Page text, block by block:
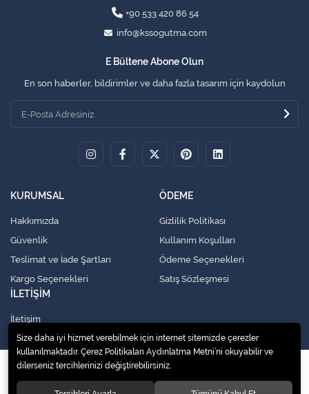
+90 533 420 86 54
info@kssogutma.com
E Bültene Abone Olun
En son haberler, bildirimler ve daha fazla tasarım için kaydolun
KURUMSAL
Hakkımızda
Güvenlik
Teslimat ve İade Şartları
Kargo Seçenekleri
ÖDEME
Gizlilik Politikası
Kullanım Koşulları
Ödeme Seçenekleri
Satış Sözleşmesi
İLETİŞİM
İletişim
© 2020Küresel Soğutma Sistemleri Yedek Parça San. Ve Tic. Ltd. Şti.
Size daha iyi hizmet verebilmek için internet sitemizde çerezler
kullanılmaktadır. Çerez Politikaları Aydınlatma Metni’ni okuyabilir ve
dilerseniz tercihlerinizi değiştirebilirsiniz.